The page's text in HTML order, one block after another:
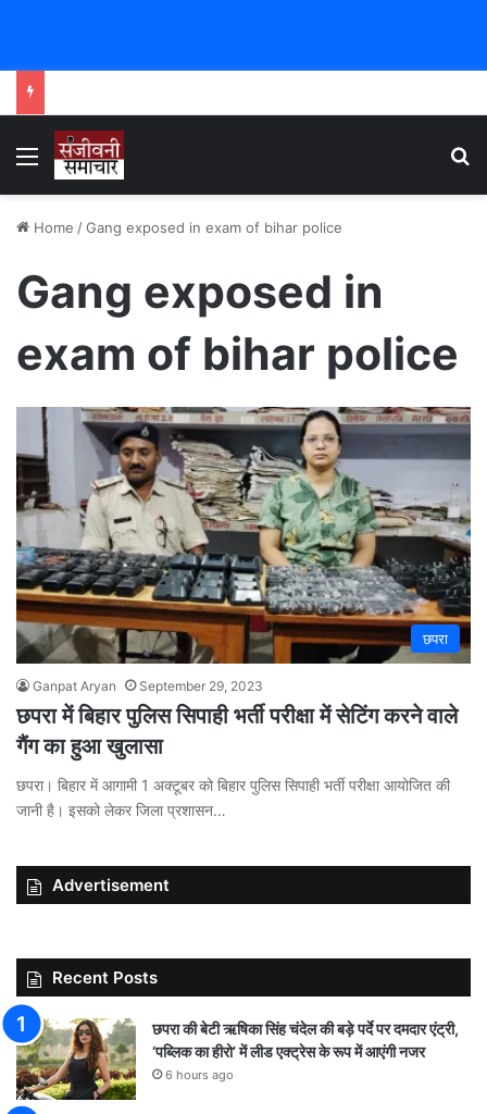
Menu
Home /Gang exposed in exam of bihar police
Gang exposed in
exam of bihar police
छपरा
Ganpat Aryan September 29, 2023
छपरा में बिहार पुलिस सिपाही भर्ती परीक्षा में सेटिंग करने वाले
गैंग का हुआ खुलासा
छपरा। बिहार में आगामी 1 अक्टूबर को बिहार पुलिस सिपाही भर्ती परीक्षा आयोजित की
जानी है। इसको लेकर जिला प्रशासन…
Advertisement
Recent Posts
छपरा की बेटी ऋषिका सिंह चंदेल की बड़े पर्दे पर दमदार एंट्री,
‘पब्लिक का हीरो’ में लीड एक्ट्रेस के रूप में आएंगी नजर
6 hours ago